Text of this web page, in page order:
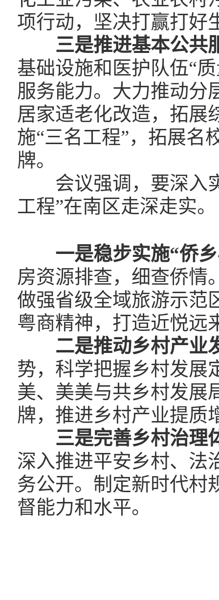
项行动，坚决打赢打好
三是推进基本公共
基础设施和医护队伍“
服务能力。大力推动分
居家适老化改造，拓展
施“三名工程”，拓展名
牌。
会议强调，要深入
工程”在南区走深走实。
一是稳步实施“侨
房资源排查，细查侨情
做强省级全域旅游示范
粤商精神，打造近悦远
二是推动乡村产业
势，科学把握乡村发展
美、美美与共乡村发展
牌，推进乡村产业提质
三是完善乡村治理
深入推进平安乡村、法
务公开。制定新时代村
督能力和水平。